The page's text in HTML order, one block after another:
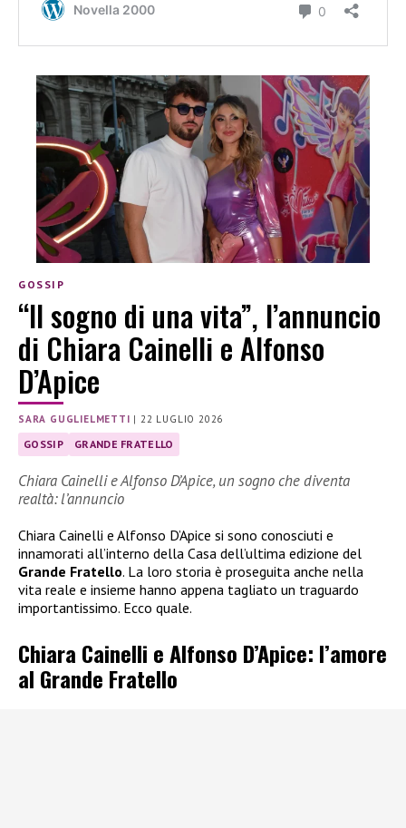
GOSSIP
“Il sogno di una vita”, l’annuncio
di Chiara Cainelli e Alfonso
D’Apice
SARA GUGLIELMETTI |22 LUGLIO 2026
GOSSIP GRANDE FRATELLO
Chiara Cainelli e Alfonso D’Apice, un sogno che diventa
realtà: l’annuncio
Chiara Cainelli e Alfonso D’Apice si sono conosciuti e
innamorati all’interno della Casa dell’ultima edizione del
Grande Fratello. La loro storia è proseguita anche nella
vita reale e insieme hanno appena tagliato un traguardo
importantissimo. Ecco quale.
Chiara Cainelli e Alfonso D’Apice: l’amore
al Grande Fratello